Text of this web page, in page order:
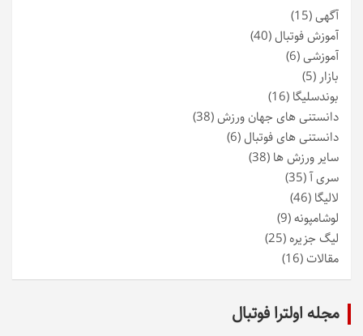
آگهی(15)
آموزش فوتبال(40)
آموزشی(6)
بازار (5)
بوندسلیگا (16)
دانستنی های جهان ورزش(38)
دانستنی های فوتبال(6)
سایر ورزش ها (38)
سری آ(35)
لالیگا (46)
لوشامپونه(9)
لیگ جزیره(25)
مقالات(16)
مجله اولترا فوتبال